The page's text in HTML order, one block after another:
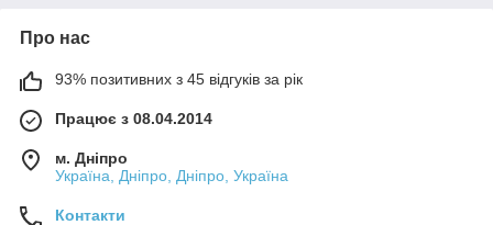
Про нас
93% позитивних з 45 відгуків за рік
Працює з 08.04.2014
м. Дніпро
Україна, Дніпро, Дніпро, Україна
Контакти